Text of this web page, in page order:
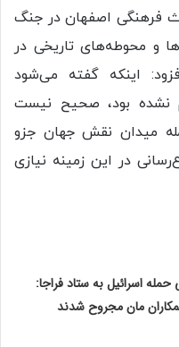
فرهنگی اصفهان در جنگ
و محوطه‌های تاریخی در
اینکه گفته می‌شود
نشده بود، صحیح نیست
میدان نقش جهان جزو
در این زمینه نیازی
اسرائیل به ستاد فراجا:
مان مجروح شدند